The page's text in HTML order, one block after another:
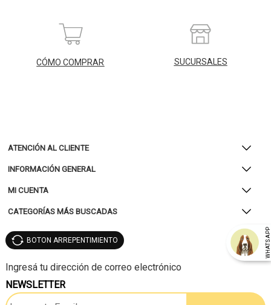
CÓMO COMPRAR SUCURSALES
ATENCIÓN AL CLIENTE
INFORMACIÓN GENERAL
MI CUENTA
CATEGORÍAS MÁS BUSCADAS
WHATSAPP
BOTON ARREPENTIMIENTO
NEWSLETTER